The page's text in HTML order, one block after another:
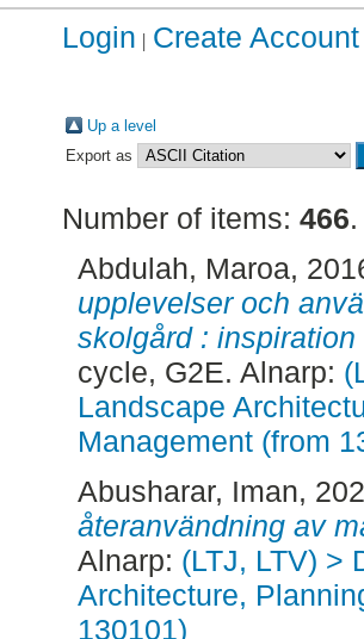
Login Create Account
Up a level
Export as
Number of items: 466.
Abdulah, Maroa,
upplevelser och
skolgård :
cycle, G2E. Alnarp:
Landscape
Management (from
Abusharar, Iman,
återanvändning av
Alnarp: (LTJ, LTV) >
Architecture,
130101)